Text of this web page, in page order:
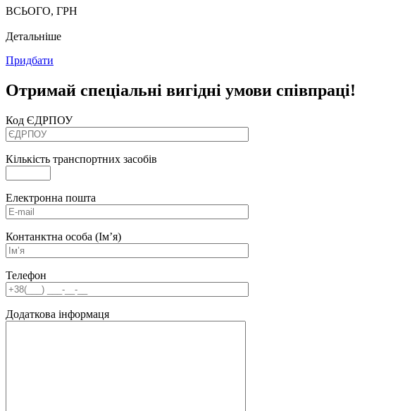
ВСЬОГО, ГРН
Детальніше
Придбати
Отримай спеціальні вигідні умови співпраці!
Код ЄДРПОУ
Кількість транспортних засобів
Електронна пошта
Контанктна особа (Ім’я)
Телефон
Додаткова інформаця